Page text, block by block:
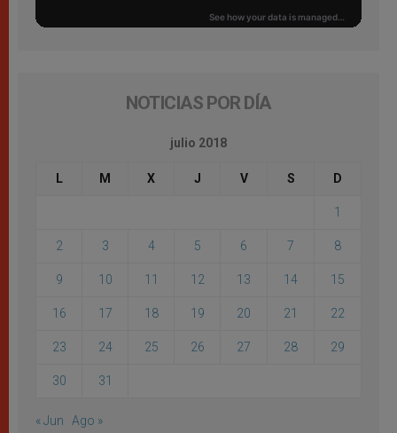
NOTICIAS POR DÍA
julio 2018
L M X J V S D
1
2 3 4 5 6 7 8
9 10 11 12 13 14 15
16 17 18 19 20 21 22
23 24 25 26 27 28 29
30 31
« Jun Ago »